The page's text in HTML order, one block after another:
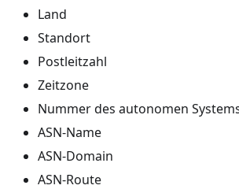
Land
Standort
Postleitzahl
Zeitzone
Nummer des autonomen
ASN-Name
ASN-Domain
ASN-Route